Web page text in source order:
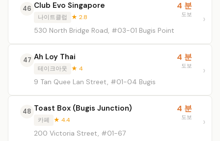
46 Club Evo Singapore
나이트클럽 ★ 2.8
530 North Bridge Road, #03-01 Bugis Point
4 분
도보
47 Ah Loy Thai
테이크아웃 ★ 4
9 Tan Quee Lan Street, #01-04 Bugis
4 분
도보
48 Toast Box (Bugis Junction)
카페 ★ 4.4
200 Victoria Street, #01-67
4 분
도보